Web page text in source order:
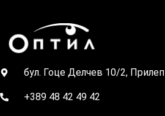
бул. Гоце Делчев 10/2, Прилеп
+389 48 42 49 42